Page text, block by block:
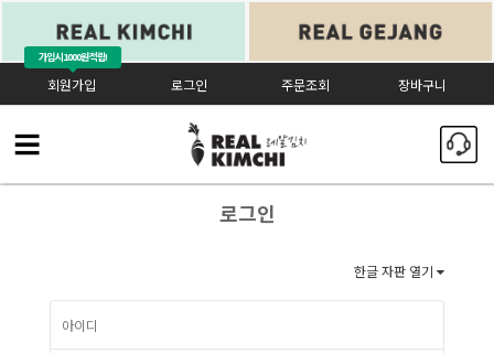
회원가입
가입시1000원 적립!
로그인 주문조회 장바구니
로그인
한글 자판 열기